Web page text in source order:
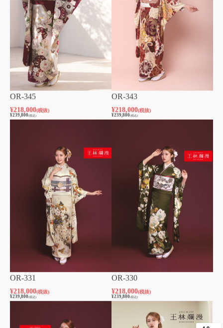
OR-345
¥218,000(税抜)
¥239,800(税込)
OR-343
¥218,000(税抜)
¥239,800(税込)
OR-331
¥218,000(税抜)
¥239,800(税込)
OR-330
¥218,000(税抜)
¥239,800(税込)